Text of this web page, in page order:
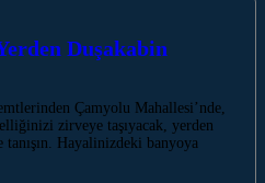
Duşakabin
Çamyolu Mahallesi’nde,
zirveye taşıyacak, yerden
Hayalinizdeki banyoya